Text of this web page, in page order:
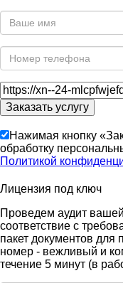
Нажимая кнопку
обработку
Политикой
Лицензия под ключ
Проведем аудит
соответствие с
пакет документов для
номер - вежливый и
течение 5 минут (в